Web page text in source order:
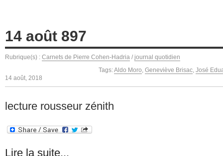
14 août 897
Rubrique(s) : Carnets de Pierre Cohen-Hadria / journal quotidien
Tags:Aldo Moro, Geneviève Brisac, José
14 août, 2018
lecture rousseur zénith
Lire la suite...